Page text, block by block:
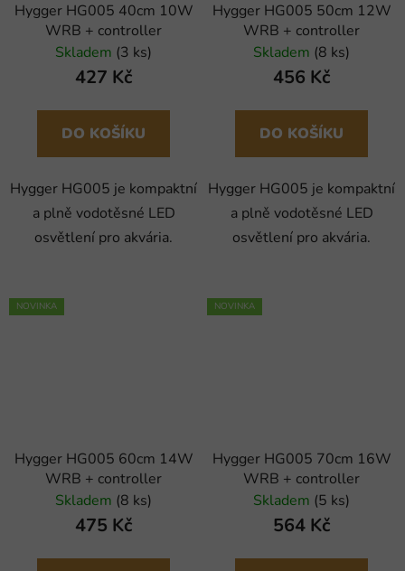
Hygger HG005 40cm 10W
WRB + controller
Skladem (3 ks)
427 Kč
DO KOŠÍKU
Hygger HG005 je kompaktní
a plně vodotěsné LED
osvětlení pro akvária.
Hygger HG005 50cm 12W
WRB + controller
Skladem (8 ks)
456 Kč
DO KOŠÍKU
Hygger HG005 je kompaktní
a plně vodotěsné LED
osvětlení pro akvária.
NOVINKA
Hygger HG005 60cm 14W
WRB + controller
Skladem (8 ks)
475 Kč
NOVINKA
Hygger HG005 70cm 16W
WRB + controller
Skladem (5 ks)
564 Kč